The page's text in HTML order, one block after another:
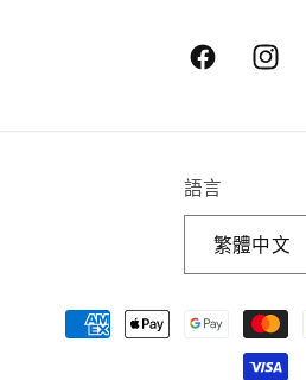
Facebook
語言
繁體中文
付
款